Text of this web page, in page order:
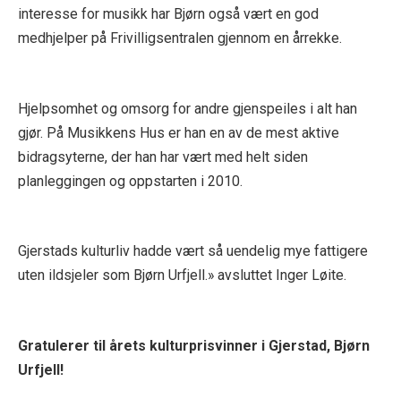
interesse for musikk har Bjørn også vært en god
medhjelper på Frivilligsentralen gjennom en årrekke.
Hjelpsomhet og omsorg for andre gjenspeiles i alt han
gjør. På Musikkens Hus er han en av de mest aktive
bidragsyterne, der han har vært med helt siden
planleggingen og oppstarten i 2010.
Gjerstads kulturliv hadde vært så uendelig mye fattigere
uten ildsjeler som Bjørn Urfjell.» avsluttet Inger Løite.
Gratulerer til årets kulturprisvinner i Gjerstad, Bjørn
Urfjell!